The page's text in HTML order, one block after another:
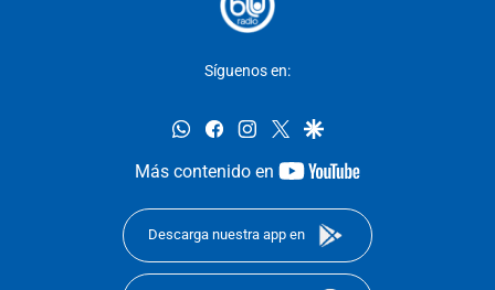
Síguenos en:
whatsappfacebookinstagram
twittergoogle
Más contenido en
youtube-
Descarga nuestra app en